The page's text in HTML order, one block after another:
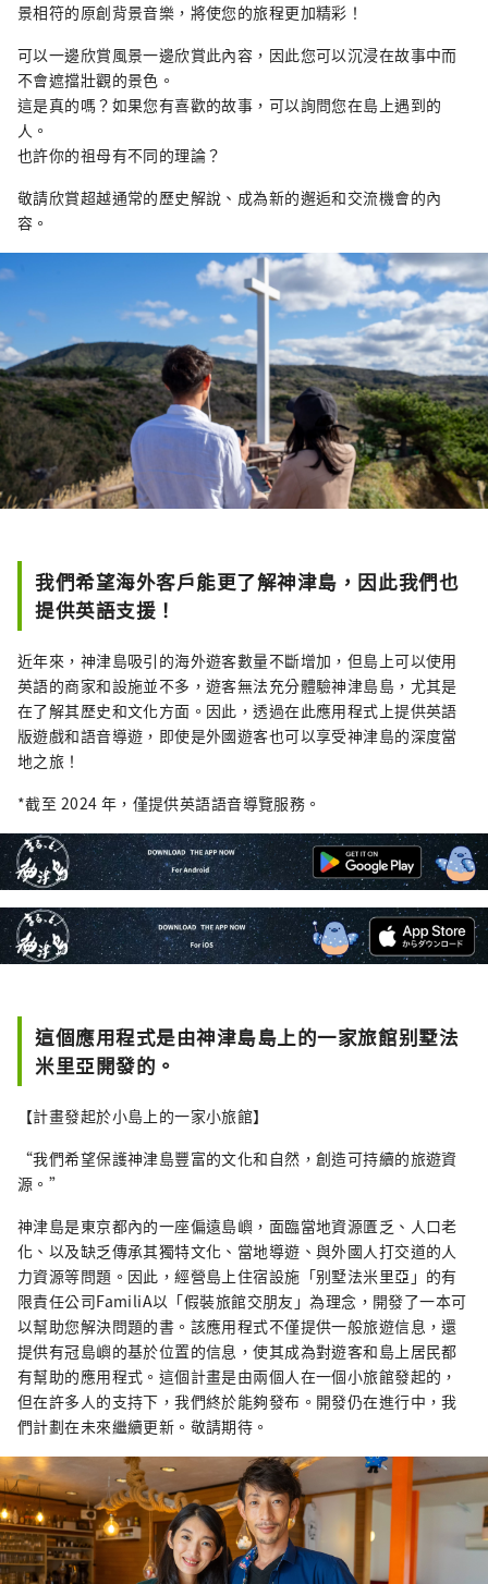
景相符的原創背景音樂，將使您的旅程更加精彩！
可以一邊欣賞風景一邊欣賞此內容，因此您可以沉浸在故事中而
不會遮擋壯觀的景色。
這是真的嗎？如果您有喜歡的故事，可以詢問您在島上遇到的
人。
也許你的祖母有不同的理論？
敬請欣賞超越通常的歷史解說、成為新的邂逅和交流機會的內
容。
我們希望海外客戶能更了解神津島，因此我們也
提供英語支援！
近年來，神津島吸引的海外遊客數量不斷增加，但島上可以使用
英語的商家和設施並不多，遊客無法充分體驗神津島島，尤其是
在了解其歷史和文化方面。因此，透過在此應用程式上提供英語
版遊戲和語音導遊，即使是外國遊客也可以享受神津島的深度當
地之旅！
*截至 2024 年，僅提供英語語音導覽服務。
這個應用程式是由神津島島上的一家旅館别墅法
米里亞開發的。
【計畫發起於小島上的一家小旅館】
“我們希望保護神津島豐富的文化和自然，創造可持續的旅遊資
源。”
神津島是東京都內的一座偏遠島嶼，面臨當地資源匱乏、人口老
化、以及缺乏傳承其獨特文化、當地導遊、與外國人打交道的人
力資源等問題。因此，經營島上住宿設施「别墅法米里亞」的有
限責任公司FamiliA以「假裝旅館交朋友」為理念，開發了一本可
以幫助您解決問題的書。該應用程式不僅提供一般旅遊信息，還
提供有冠島嶼的基於位置的信息，使其成為對遊客和島上居民都
有幫助的應用程式。這個計畫是由兩個人在一個小旅館發起的，
但在許多人的支持下，我們終於能夠發布。開發仍在進行中，我
們計劃在未來繼續更新。敬請期待。